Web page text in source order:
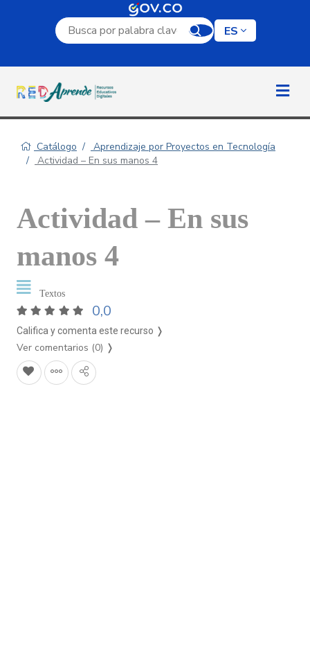
Campo de búsqueda por palabra clave
ES
Catálogo
Aprendizaje por Proyectos en Tecnología
Actividad – En sus manos 4
Actividad – En sus
manos 4
Textos
0,0
Califica y comenta este recurso ❭
Ver comentarios (0) ❭